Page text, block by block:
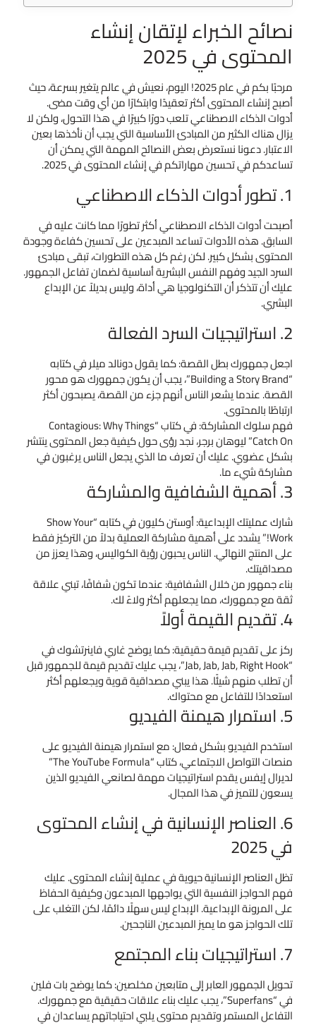
نصائح الخبراء لإتقان إنشاء
المحتوى في 2025
مرحبًا بكم في عام 2025! اليوم، نعيش في عالم يتغير بسرعة، حيث
أصبح إنشاء المحتوى أكثر تعقيدًا وابتكارًا من أي وقت مضى.
أدوات الذكاء الاصطناعي تلعب دورًا كبيرًا في هذا التحول، ولكن لا
يزال هناك الكثير من المبادئ الأساسية التي يجب أن نأخذها بعين
الاعتبار. دعونا نستعرض بعض النصائح المهمة التي يمكن أن
تساعدكم في تحسين مهاراتكم في إنشاء المحتوى في 2025.
1. تطور أدوات الذكاء الاصطناعي
أصبحت أدوات الذكاء الاصطناعي أكثر تطورًا مما كانت عليه في
السابق. هذه الأدوات تساعد المبدعين على تحسين كفاءة وجودة
المحتوى بشكل كبير. لكن رغم كل هذه التطورات، تبقى مبادئ
السرد الجيد وفهم النفس البشرية أساسية لضمان تفاعل الجمهور.
عليك أن تتذكر أن التكنولوجيا هي أداة، وليس بديلاً عن الإبداع
البشري.
2. استراتيجيات السرد الفعالة
اجعل جمهورك بطل القصة: كما يقول دونالد ميلر في كتابه
“Building a Story Brand”، يجب أن يكون جمهورك هو محور
القصة. عندما يشعر الناس أنهم جزء من القصة، يصبحون أكثر
ارتباطًا بالمحتوى.
فهم سلوك المشاركة: في كتاب “Contagious: Why Things
Catch On” ليوهان برجر، نجد رؤى حول كيفية جعل المحتوى ينتشر
بشكل عضوي. عليك أن تعرف ما الذي يجعل الناس يرغبون في
مشاركة شيء ما.
3. أهمية الشفافية والمشاركة
شارك عمليتك الإبداعية: أوستن كليون في كتابه “Show Your
Work!” يشدد على أهمية مشاركة العملية بدلاً من التركيز فقط
على المنتج النهائي. الناس يحبون رؤية الكواليس، وهذا يعزز من
مصداقيتك.
بناء جمهور من خلال الشفافية: عندما تكون شفافًا، تبني علاقة
ثقة مع جمهورك، مما يجعلهم أكثر ولاءً لك.
4. تقديم القيمة أولاً
ركز على تقديم قيمة حقيقية: كما يوضح غاري فاينرتشوك في
“Jab, Jab, Jab, Right Hook”، يجب عليك تقديم قيمة للجمهور قبل
أن تطلب منهم شيئًا. هذا يبني مصداقية قوية ويجعلهم أكثر
استعدادًا للتفاعل مع محتواك.
5. استمرار هيمنة الفيديو
استخدم الفيديو بشكل فعال: مع استمرار هيمنة الفيديو على
منصات التواصل الاجتماعي، كتاب “The YouTube Formula”
لديرال إيفس يقدم استراتيجيات مهمة لصانعي الفيديو الذين
يسعون للتميز في هذا المجال.
6. العناصر الإنسانية في إنشاء المحتوى
في 2025
تظل العناصر الإنسانية حيوية في عملية إنشاء المحتوى. عليك
فهم الحواجز النفسية التي يواجهها المبدعون وكيفية الحفاظ
على المرونة الإبداعية. الإبداع ليس سهلًا دائمًا، لكن التغلب على
تلك الحواجز هو ما يميز المبدعين الناجحين.
7. استراتيجيات بناء المجتمع
تحويل الجمهور العابر إلى متابعين مخلصين: كما يوضح بات فلين
في “Superfans”، يجب عليك بناء علاقات حقيقية مع جمهورك.
التفاعل المستمر وتقديم محتوى يلبي احتياجاتهم يساعدان في